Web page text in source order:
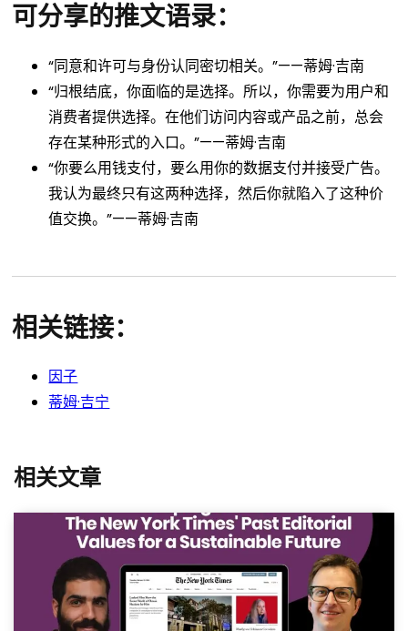
可分享的推文语录：
“同意和许可与身份认同密切相关。”——蒂姆·吉南
“归根结底，你面临的是选择。所以，你需要为用户和
消费者提供选择。在他们访问内容或产品之前，总会
存在某种形式的入口。”——蒂姆·吉南
“你要么用钱支付，要么用你的数据支付并接受广告。
我认为最终只有这两种选择，然后你就陷入了这种价
值交换。”——蒂姆·吉南
相关链接：
因子
蒂姆·吉宁
相关文章